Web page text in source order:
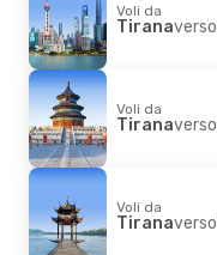
Voli da
Tiranaverso
Voli da
Tiranaverso
Voli da
Tiranaverso